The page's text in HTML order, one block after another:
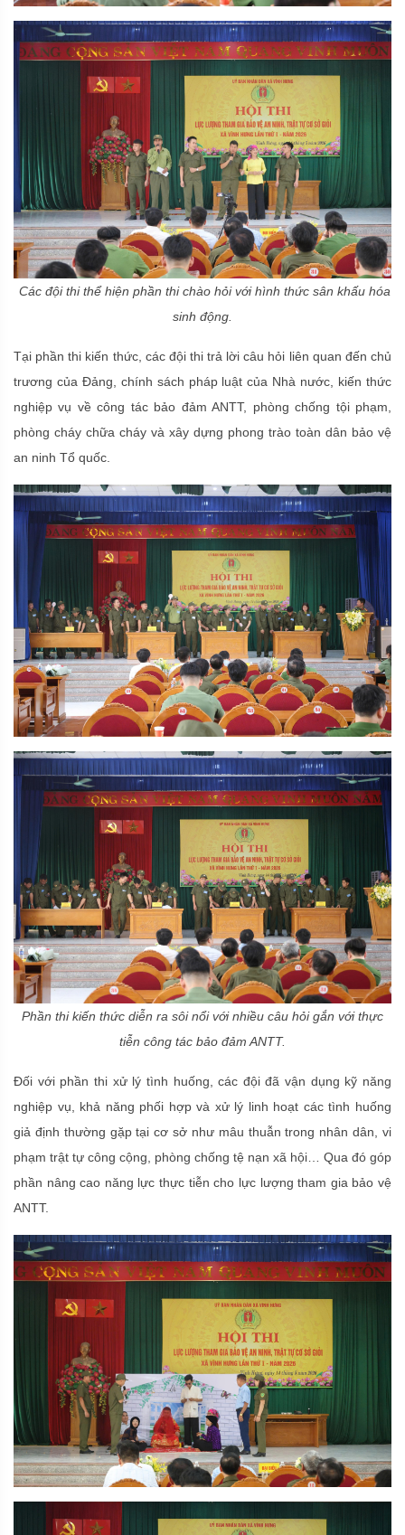
Các đội thi thể hiện phần thi chào hỏi với hình thức sân khấu hóa
sinh động.
Tại phần thi kiến thức, các đội thi trả lời câu hỏi liên quan đến chủ
trương của Đảng, chính sách pháp luật của Nhà nước, kiến thức
nghiệp vụ về công tác bảo đảm ANTT, phòng chống tội phạm,
phòng cháy chữa cháy và xây dựng phong trào toàn dân bảo vệ
an ninh Tổ quốc.
Phần thi kiến thức diễn ra sôi nổi với nhiều câu hỏi gắn với thực
tiễn công tác bảo đảm ANTT.
Đối với phần thi xử lý tình huống, các đội đã vận dụng kỹ năng
nghiệp vụ, khả năng phối hợp và xử lý linh hoạt các tình huống
giả định thường gặp tại cơ sở như mâu thuẫn trong nhân dân, vi
phạm trật tự công cộng, phòng chống tệ nạn xã hội… Qua đó góp
phần nâng cao năng lực thực tiễn cho lực lượng tham gia bảo vệ
ANTT.